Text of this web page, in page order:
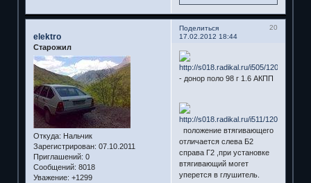
Поделиться
20
17.02.2012 18:44
elektro
Старожил
Откуда: Нальчик
Зарегистрирован: 07.10.2011
Приглашений: 0
Сообщений: 8018
Уважение: +1299
- донор поло 98 г 1.6 АКПП
положение втягивающего
отличается слева Б2
справа Г2 ,при установке
втягивающий могет
уперется в глушитель.